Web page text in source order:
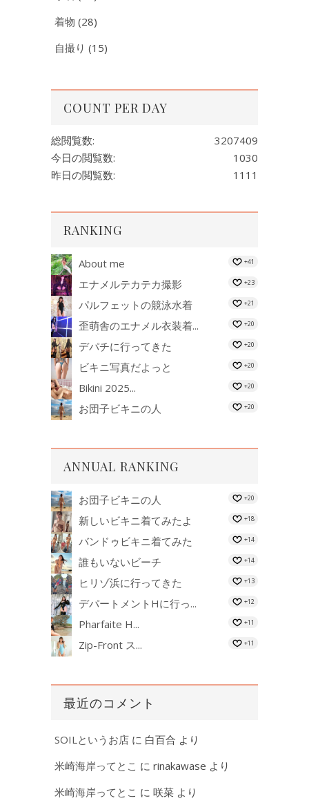
着物 (28)
自撮り (15)
COUNT PER DAY
3207409
総閲覧数:
1030
今日の閲覧数:
1111
昨日の閲覧数:
RANKING
About me +41
エナメルテカテカ撮影 +23
パルフェットの競泳水着 +21
歪萌舎のエナメル衣装着... +20
デパチに行ってきた +20
ビキニ写真だよっと +20
Bikini 2025... +20
お団子ビキニの人 +20
ANNUAL RANKING
お団子ビキニの人 +20
新しいビキニ着てみたよ +18
バンドゥビキニ着てみた +14
誰もいないビーチ +14
ヒリゾ浜に行ってきた +13
デパートメントHに行っ... +12
Pharfaite H... +11
Zip-Front ス... +11
最近のコメント
SOILというお店 に 白百合 より
米崎海岸ってとこ に rinakawase より
米崎海岸ってとこ に 咲菜 より